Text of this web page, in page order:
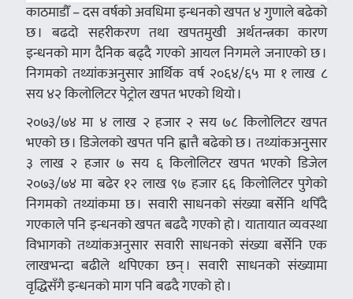
काठमाडौँ – दस वर्षको अवधिमा इन्धनको खपत ४ गुणाले बढेको
छ । बढदो सहरीकरण तथा खपतमुखी अर्थतन्त्रका कारण
इन्धनको माग दैनिक बढ्दै गएको आयल निगमले जनाएको छ ।
निगमको तथ्यांकअनुसार आर्थिक वर्ष २०६४/६५ मा १ लाख ८
सय ४२ किलोलिटर पेट्रोल खपत भएको थियो ।
२०७३/७४ मा ४ लाख २ हजार २ सय ७८ किलोलिटर खपत
भएको छ । डिजेलको खपत पनि ह्वात्तै बढेको छ । तथ्यांकअनुसार
३ लाख २ हजार ७ सय ६ किलोलिटर खपत भएको डिजेल
२०७३/७४ मा बढेर १२ लाख ९७ हजार ६६ किलोलिटर पुगेको
निगमको तथ्यांकमा छ । सवारी साधनको संख्या बर्सेनि थपिँदै
गएकाले पनि इन्धनको खपत बढदै गएको हो । यातायात व्यवस्था
विभागको तथ्यांकअनुसार सवारी साधनको संख्या बर्सेनि एक
लाखभन्दा बढीले थपिएका छन् । सवारी साधनको संख्यामा
वृद्धिसँगै इन्धनको माग पनि बढदै गएको हो ।